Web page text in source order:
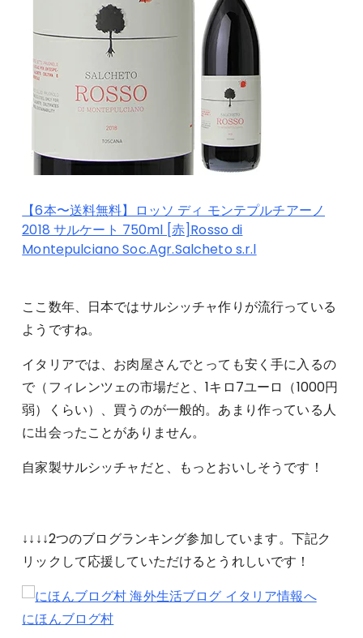
【6本〜送料無料】ロッソ ディ モンテプルチアーノ
2018 サルケート 750ml [赤]Rosso di
Montepulciano Soc.Agr.Salcheto s.r.l
ここ数年、日本ではサルシッチャ作りが流行っている
ようですね。
イタリアでは、お肉屋さんでとっても安く手に入るの
で（フィレンツェの市場だと、1キロ7ユーロ（1000円
弱）くらい）、買うのが一般的。あまり作っている人
に出会ったことがありません。
自家製サルシッチャだと、もっとおいしそうです！
↓↓↓↓2つのブログランキング参加しています。下記ク
リックして応援していただけるとうれしいです！
にほんブログ村